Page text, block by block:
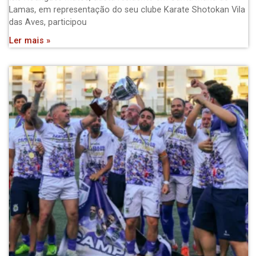
Lamas, em representação do seu clube Karate Shotokan Vila
das Aves, participou
Ler mais »